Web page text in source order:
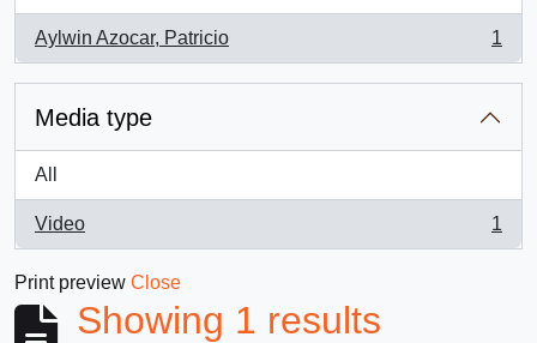
Aylwin Azocar, Patricio
, 1 results
1
Media type
All
Video
, 1 results
1
Print preview Close
Showing 1 results